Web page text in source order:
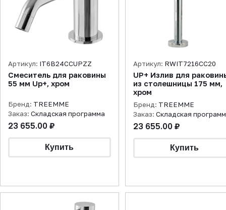
Артикул: IT6B24CCUPZZ
Смеситель для раковины
55 мм Up+, хром
Бренд: TREEMME
Заказ: Складская программа
23 655.00 ₽
Артикул: RWIT7216CC20
UP+ Излив для
из столешницы 175 мм,
хром
Бренд: TREEMME
Заказ: Складская
23 655.00 ₽